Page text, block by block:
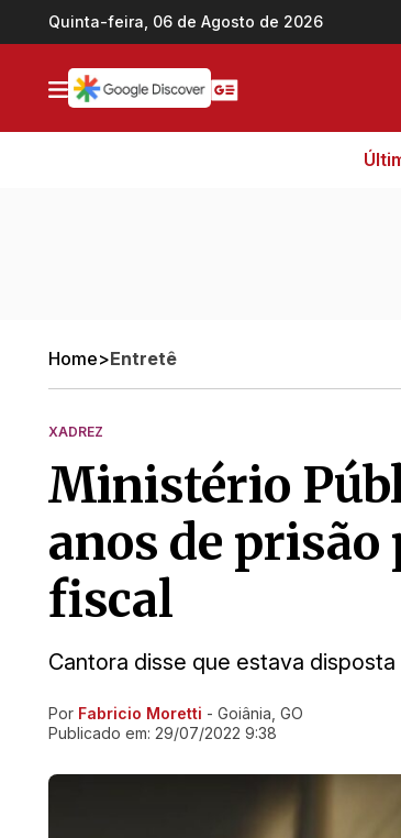
Ir direto pro conteúdo
Quinta-feira, 06 de Agosto de 2026
Home>Entretê
XADREZ
Ministério
anos de
fiscal
Cantora disse que estava disposta
Ir direto pra matéria
Por Fabricio Moretti - Goiânia, GO
Publicado em: 29/07/2022 9:38